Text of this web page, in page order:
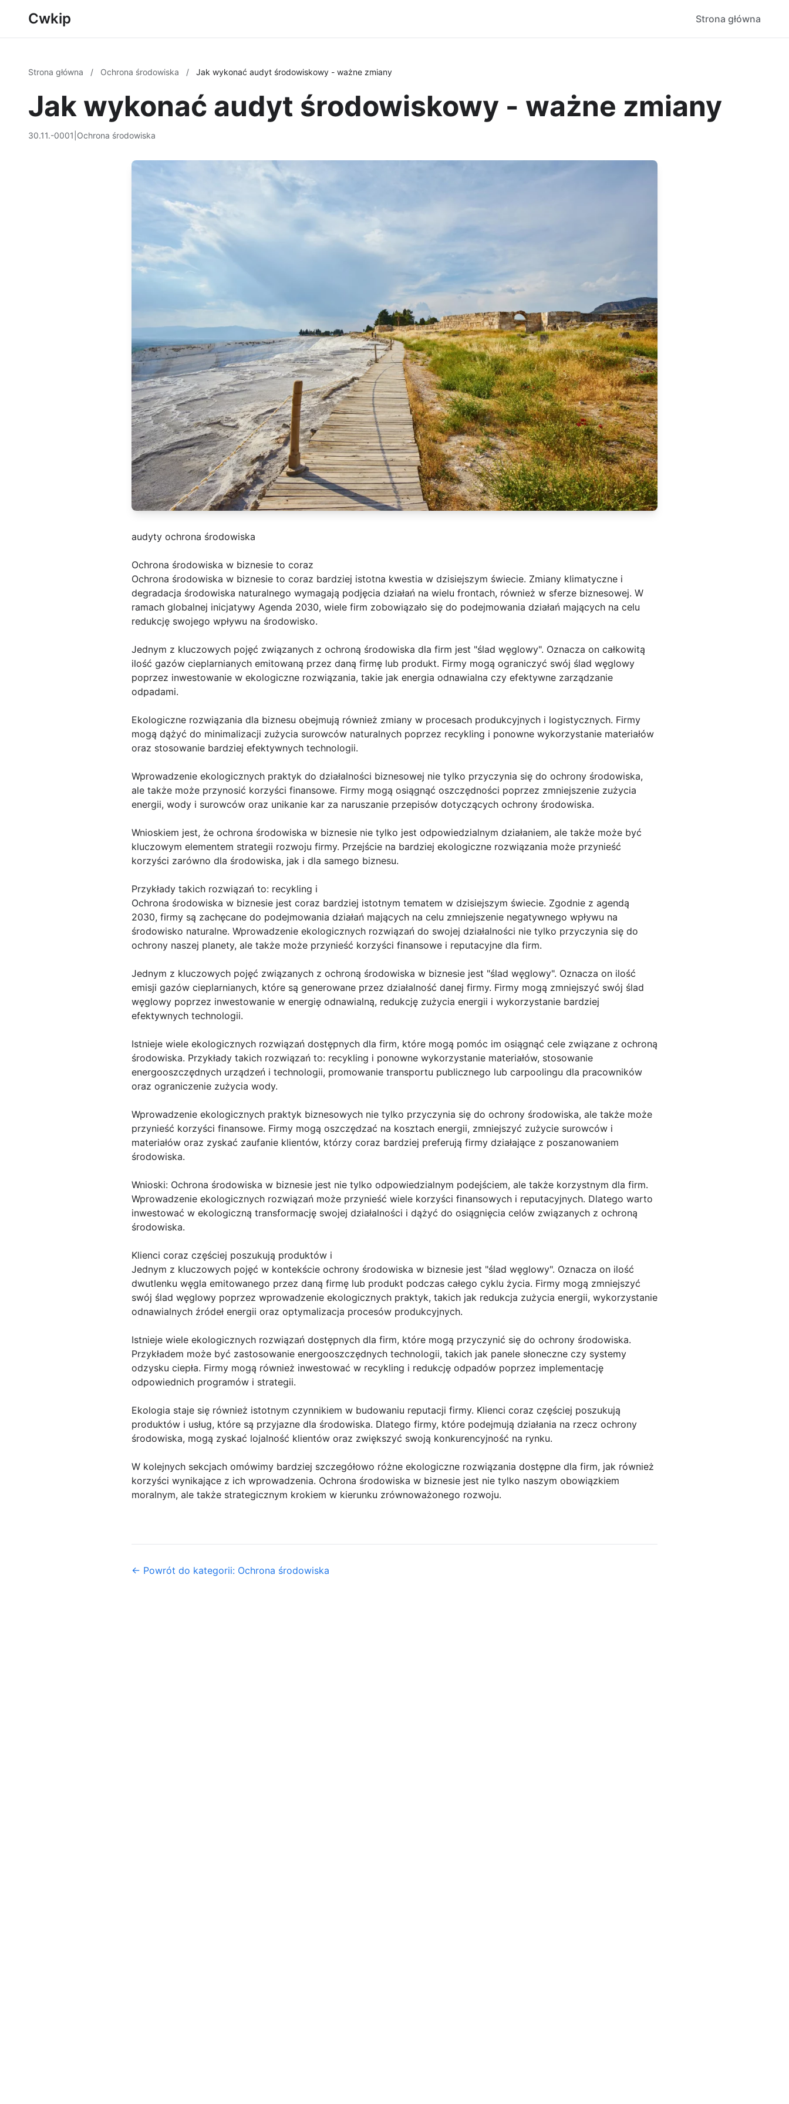
Cwkip Strona główna
Strona główna / Ochrona środowiska / Jak wykonać audyt środowiskowy - ważne zmiany
Jak wykonać audyt środowiskowy - ważne zmiany
30.11.-0001 Ochrona środowiska
audyty ochrona środowiska
Ochrona środowiska w biznesie to coraz
Ochrona środowiska w biznesie to coraz bardziej istotna kwestia w dzisiejszym świecie. Zmiany klimatyczne i
degradacja środowiska naturalnego wymagają podjęcia działań na wielu frontach, również w sferze biznesowej. W
ramach globalnej inicjatywy Agenda 2030, wiele firm zobowiązało się do podejmowania działań mających na celu
redukcję swojego wpływu na środowisko.
Jednym z kluczowych pojęć związanych z ochroną środowiska dla firm jest "ślad węglowy". Oznacza on całkowitą
ilość gazów cieplarnianych emitowaną przez daną firmę lub produkt. Firmy mogą ograniczyć swój ślad węglowy
poprzez inwestowanie w ekologiczne rozwiązania, takie jak energia odnawialna czy efektywne zarządzanie
odpadami.
Ekologiczne rozwiązania dla biznesu obejmują również zmiany w procesach produkcyjnych i logistycznych. Firmy
mogą dążyć do minimalizacji zużycia surowców naturalnych poprzez recykling i ponowne wykorzystanie materiałów
oraz stosowanie bardziej efektywnych technologii.
Wprowadzenie ekologicznych praktyk do działalności biznesowej nie tylko przyczynia się do ochrony środowiska,
ale także może przynosić korzyści finansowe. Firmy mogą osiągnąć oszczędności poprzez zmniejszenie zużycia
energii, wody i surowców oraz unikanie kar za naruszanie przepisów dotyczących ochrony środowiska.
Wnioskiem jest, że ochrona środowiska w biznesie nie tylko jest odpowiedzialnym działaniem, ale także może być
kluczowym elementem strategii rozwoju firmy. Przejście na bardziej ekologiczne rozwiązania może przynieść
korzyści zarówno dla środowiska, jak i dla samego biznesu.
Przykłady takich rozwiązań to: recykling i
Ochrona środowiska w biznesie jest coraz bardziej istotnym tematem w dzisiejszym świecie. Zgodnie z agendą
2030, firmy są zachęcane do podejmowania działań mających na celu zmniejszenie negatywnego wpływu na
środowisko naturalne. Wprowadzenie ekologicznych rozwiązań do swojej działalności nie tylko przyczynia się do
ochrony naszej planety, ale także może przynieść korzyści finansowe i reputacyjne dla firm.
Jednym z kluczowych pojęć związanych z ochroną środowiska w biznesie jest "ślad węglowy". Oznacza on ilość
emisji gazów cieplarnianych, które są generowane przez działalność danej firmy. Firmy mogą zmniejszyć swój ślad
węglowy poprzez inwestowanie w energię odnawialną, redukcję zużycia energii i wykorzystanie bardziej
efektywnych technologii.
Istnieje wiele ekologicznych rozwiązań dostępnych dla firm, które mogą pomóc im osiągnąć cele związane z ochroną
środowiska. Przykłady takich rozwiązań to: recykling i ponowne wykorzystanie materiałów, stosowanie
energooszczędnych urządzeń i technologii, promowanie transportu publicznego lub carpoolingu dla pracowników
oraz ograniczenie zużycia wody.
Wprowadzenie ekologicznych praktyk biznesowych nie tylko przyczynia się do ochrony środowiska, ale także może
przynieść korzyści finansowe. Firmy mogą oszczędzać na kosztach energii, zmniejszyć zużycie surowców i
materiałów oraz zyskać zaufanie klientów, którzy coraz bardziej preferują firmy działające z poszanowaniem
środowiska.
Wnioski: Ochrona środowiska w biznesie jest nie tylko odpowiedzialnym podejściem, ale także korzystnym dla firm.
Wprowadzenie ekologicznych rozwiązań może przynieść wiele korzyści finansowych i reputacyjnych. Dlatego warto
inwestować w ekologiczną transformację swojej działalności i dążyć do osiągnięcia celów związanych z ochroną
środowiska.
Klienci coraz częściej poszukują produktów i
Jednym z kluczowych pojęć w kontekście ochrony środowiska w biznesie jest "ślad węglowy". Oznacza on ilość
dwutlenku węgla emitowanego przez daną firmę lub produkt podczas całego cyklu życia. Firmy mogą zmniejszyć
swój ślad węglowy poprzez wprowadzenie ekologicznych praktyk, takich jak redukcja zużycia energii, wykorzystanie
odnawialnych źródeł energii oraz optymalizacja procesów produkcyjnych.
Istnieje wiele ekologicznych rozwiązań dostępnych dla firm, które mogą przyczynić się do ochrony środowiska.
Przykładem może być zastosowanie energooszczędnych technologii, takich jak panele słoneczne czy systemy
odzysku ciepła. Firmy mogą również inwestować w recykling i redukcję odpadów poprzez implementację
odpowiednich programów i strategii.
Ekologia staje się również istotnym czynnikiem w budowaniu reputacji firmy. Klienci coraz częściej poszukują
produktów i usług, które są przyjazne dla środowiska. Dlatego firmy, które podejmują działania na rzecz ochrony
środowiska, mogą zyskać lojalność klientów oraz zwiększyć swoją konkurencyjność na rynku.
W kolejnych sekcjach omówimy bardziej szczegółowo różne ekologiczne rozwiązania dostępne dla firm, jak również
korzyści wynikające z ich wprowadzenia. Ochrona środowiska w biznesie jest nie tylko naszym obowiązkiem
moralnym, ale także strategicznym krokiem w kierunku zrównoważonego rozwoju.
← Powrót do kategorii: Ochrona środowiska